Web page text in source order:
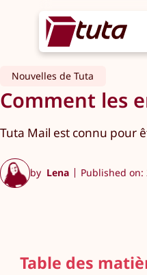
Nouvelles de Tuta
Comment les
Tuta Mail est connu pour
by Lena Published on:
Table des